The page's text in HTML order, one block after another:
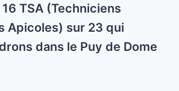
TSA (Techniciens
Apicoles) sur 23 qui
dans le Puy de Dome